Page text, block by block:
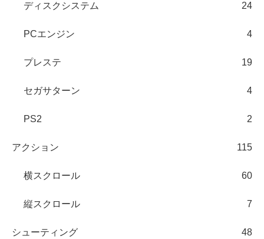
ディスクシステム 24
PCエンジン 4
プレステ 19
セガサターン 4
PS2 2
アクション 115
横スクロール 60
縦スクロール 7
シューティング 48